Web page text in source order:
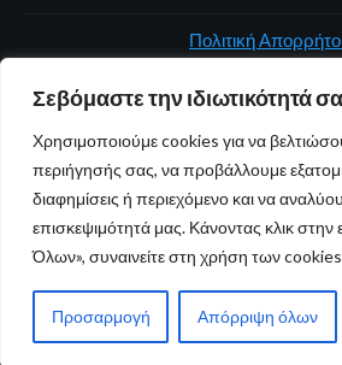
Σεβόμαστε την ιδιωτικότητά
Χρησιμοποιούμε cookies για να
περιήγησής σας, να προβάλλουμε
διαφημίσεις ή περιεχόμενο και να
επισκεψιμότητά μας. Κάνοντας κλικ
Όλων», συναινείτε στη χρήση των
Προσαρμογή Απόρριψη όλων
Πολιτική
ΑΡΧΙΚΉ ΠΟΛΙΤΙΚΉ ΕΛΛΆΔΑ
© 2026 atticaonline.gr · Με επιφύλαξη